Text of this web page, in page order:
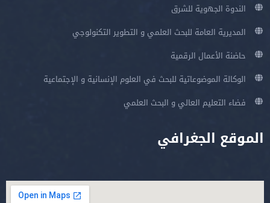
الندوة الجهوية للشرق
المديرية العامة للبحث العلمي و التطوير التكنولوجي
حاضنة الأعمال الرقمية
الوكالة الموضوعاتية للبحث في العلوم الإنسانية و الإجتماعية
فضاء التعليم العالي و البحث العلمي
الموقع الجغرافي